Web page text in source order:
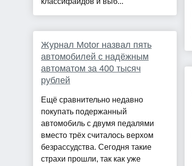
Журнал Motor назвал пять
автомобилей с надёжным
автоматом за 400 тысяч
рублей
Ещё сравнительно недавно
покупать подержанный
автомобиль с двумя педалями
вместо трёх считалось верхом
безрассудства. Сегодня такие
страхи прошли, так как уже